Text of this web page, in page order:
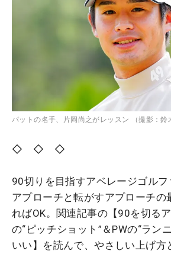
パットの名手、片岡尚之がレッスン （撮影：鈴
◇ ◇ ◇
90切りを目指すアベレージゴル
アプローチと転がすアプローチの
ればOK。関連記事の【90を切る
の“ピッチショット”＆PWの“ラン
いい】を読んで、やさしい上げ方